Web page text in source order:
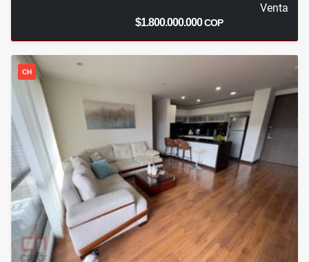
Venta
$1.800.000.000COP
CH